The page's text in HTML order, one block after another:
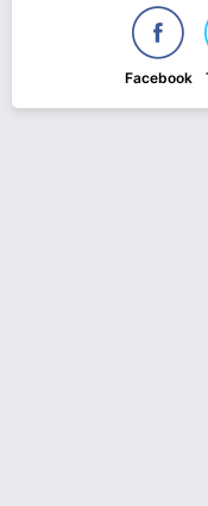
Facebook